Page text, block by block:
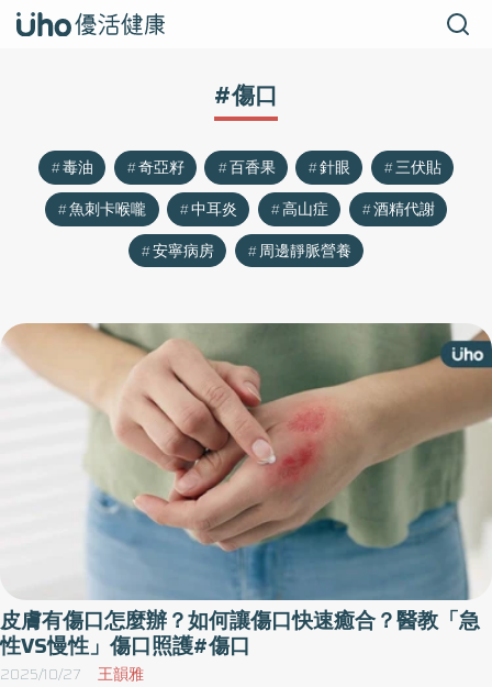
#傷口
毒油 奇亞籽 百香果 針眼
三伏貼
魚刺卡喉嚨
中耳炎 高山症
酒精代謝
安寧病房
周邊靜脈營養
皮膚有傷口怎麼辦？如何讓傷口快速癒合？醫教「急
性VS慢性」傷口照護#傷口
2025/10/27 王韻雅